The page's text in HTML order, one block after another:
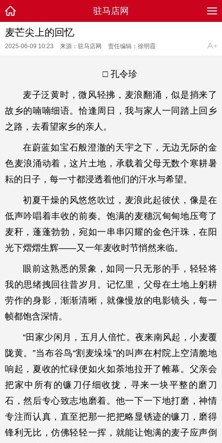
驻马店网
麦芒尖上的回忆
2025-06-09 10:23 来源：驻马店网 责任编辑：徐明霞
□ 孔令珍
麦子泛黄时，微风轻拂，麦浪翻涌，似是捎来了
故乡的喃喃细语。恰逢周日，我与家人一同踏上回乡
之路，去看望家乡的亲人。
在蔚蓝如宝石般澄澈的天宇之下，无边无际的金
色麦浪涌动着，这片土地，承载着父母无数个寒耕暑
耘的日子，每一寸都浸透着他们的汗水与希望。
初夏干燥的风悠悠吹过，麦浪此起彼伏，像是在
低声吟唱着丰收的前奏。饱满的麦穗沉甸甸地压弯了
麦秆，蓬蓬勃勃，宛如一串串闪耀的金色汗珠，在阳
光下熠熠生辉——又一年麦收时节悄然来临。
眼前这熟悉的景象，如同一只无形的手，轻轻将
我的思绪拽回往昔岁月。记忆里，父母在土地上躬耕
劳作的身影，渐渐清晰，就像慢放的电影镜头，每一
帧都饱含深情。
“田家少闲月，五月人倍忙。夜来南风起，小麦覆
陇黄。”当布谷鸟“割麦垛垛”的叫声在村院上空清脆地
响起，夏收的忙碌便如火如荼地拉开了帷幕。父亲会
把家中所有的镰刀仔细收拢，寻来一块平整的磨刀
石，然后专心致志地磨着。他一下一下地打磨，神情
专注而认真，直至把那一把把略显锈迹的镰刀，磨得
锋利无比，仿佛轻轻一挥，就能让饱满的麦子应声倒